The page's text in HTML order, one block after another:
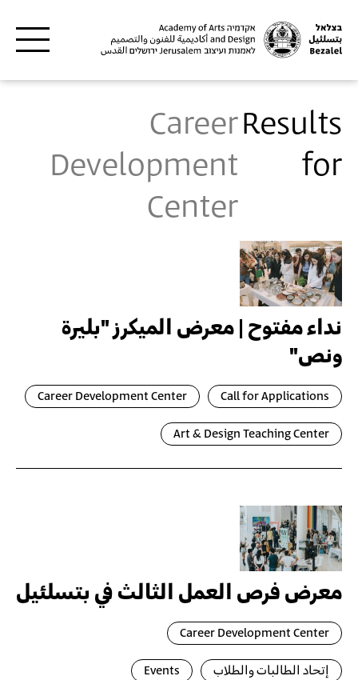
Results
for
Career
Development
Center
نداء مفتوح | معرض الميكرز "بليرة
ونص"
Call for Applications
Career Development Center
Art & Design Teaching Center
معرض فرص العمل الثالث في بتسلئيل
Career Development Center
إتحاد الطالبات والطلاب Events